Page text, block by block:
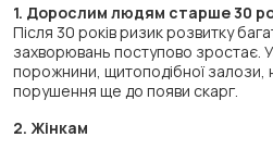
1. Дорослим людям старше 30
Після 30 років ризик розвитку
захворювань поступово зростає.
порожнини, щитоподібної залози,
порушення ще до появи скарг.
2. Жінкам